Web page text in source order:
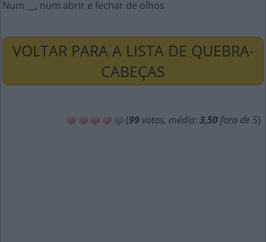
Num __, num abrir e fechar de olhos
VOLTAR PARA A LISTA DE QUEBRA-
CABEÇAS
(99 votos, média: 3,50 fora de 5)